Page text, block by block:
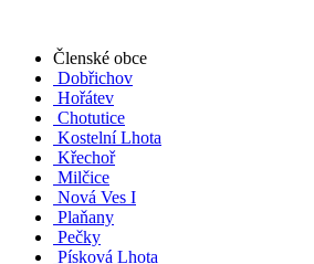
Členské obce
Dobřichov
Hořátev
Chotutice
Kostelní Lhota
Křechoř
Milčice
Nová Ves I
Plaňany
Pečky
Písková Lhota